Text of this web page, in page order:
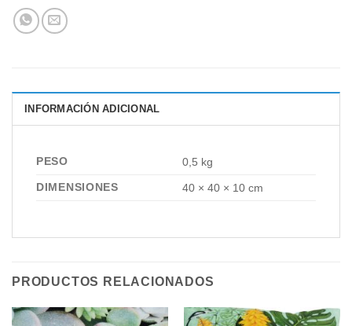
INFORMACIÓN ADICIONAL
PESO
0,5 kg
DIMENSIONES
40 × 40 × 10 cm
PRODUCTOS RELACIONADOS